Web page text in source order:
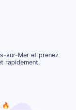
sur-Mer et prenez
rapidement.
🔥